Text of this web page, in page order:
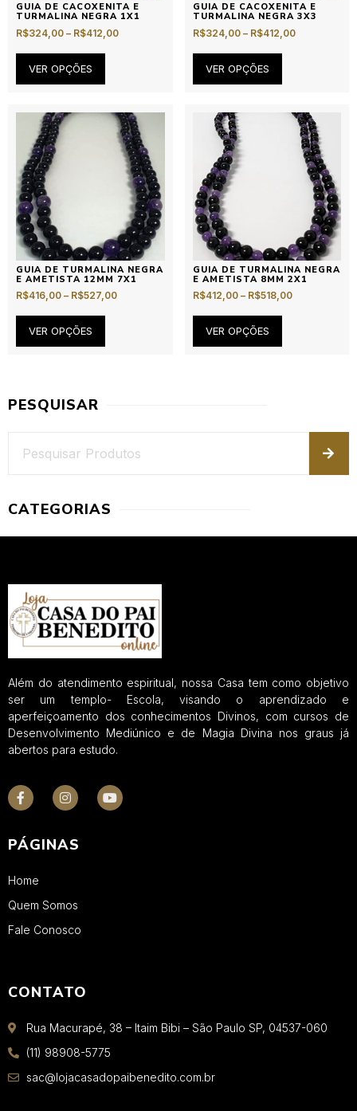
GUIA DE CACOXENITA E
TURMALINA NEGRA 1X1
R$324,00 – R$412,00
VER OPÇÕES
GUIA DE CACOXENITA E
TURMALINA NEGRA 3X3
R$324,00 – R$412,00
VER OPÇÕES
GUIA DE TURMALINA NEGRA
E AMETISTA 12MM 7X1
R$416,00 – R$527,00
VER OPÇÕES
GUIA DE TURMALINA NEGRA
E AMETISTA 8MM 2X1
R$412,00 – R$518,00
VER OPÇÕES
PESQUISAR
CATEGORIAS
Além do atendimento espiritual, nossa Casa tem como objetivo
ser um templo- Escola, visando o aprendizado e
aperfeiçoamento dos conhecimentos Divinos, com cursos de
Desenvolvimento Mediúnico e de Magia Divina nos graus já
abertos para estudo.
PÁGINAS
Home
Quem Somos
Fale Conosco
CONTATO
Rua Macurapé, 38 – Itaim Bibi – São Paulo SP, 04537-060
(11) 98908-5775
sac@lojacasadopaibenedito.com.br